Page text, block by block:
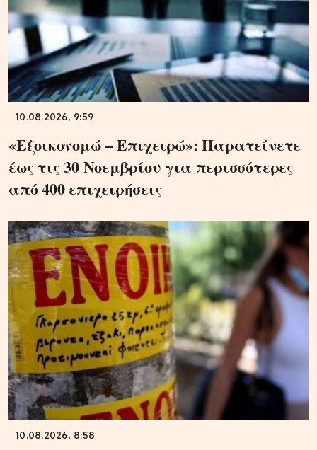
10.08.2026, 9:59
«Εξοικονομώ – Επιχειρώ»: Παρατείνετε
έως τις 30 Νοεμβρίου για περισσότερες
από 400 επιχειρήσεις
10.08.2026, 8:58